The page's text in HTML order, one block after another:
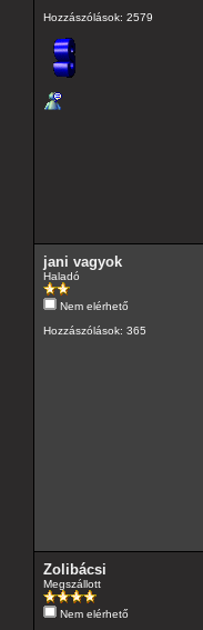
Hozzászólások: 2579
jani vagyok
Haladó
Nem elérhető
Hozzászólások: 365
Zolibácsi
Megszállott
Nem elérhető